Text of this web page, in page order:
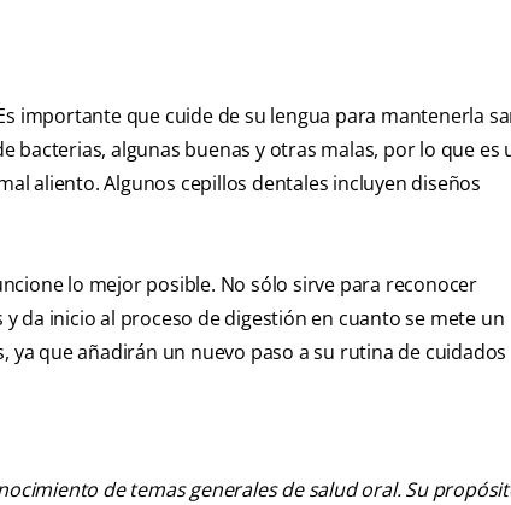
importante que cuide de su lengua para mantenerla
algunas buenas y otras malas, por lo que es
aliento. Algunos cepillos dentales incluyen diseños
lo mejor posible. No sólo sirve para reconocer
da inicio al proceso de digestión en cuanto se mete un
ya que añadirán un nuevo paso a su rutina de cuidados
de temas generales de salud oral. Su